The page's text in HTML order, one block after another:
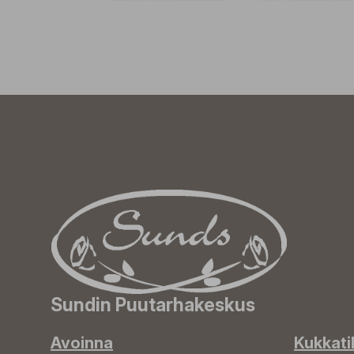
Sundin Puutarhakeskus
Avoinna